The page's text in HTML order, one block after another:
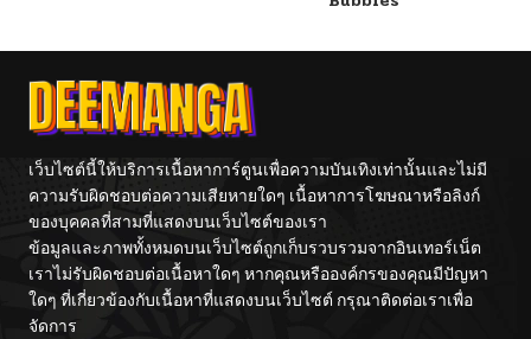
เว็บไซต์นี้ให้บริการเนื้อหาการ์ตูนเพื่อความบันเทิงเท่านั้นและไม่มี
ความรับผิดชอบต่อความเสียหายใดๆ เนื้อหาการโฆษณาหรือลิงก์
ของบุคคลที่สามที่แสดงบนเว็บไซต์ของเรา
ข้อมูลและภาพทั้งหมดบนเว็บไซต์ถูกเก็บรวบรวมจากอินเทอร์เน็ต
เราไม่รับผิดชอบต่อเนื้อหาใดๆ หากคุณหรือองค์กรของคุณมีปัญหา
ใดๆ ที่เกี่ยวข้องกับเนื้อหาที่แสดงบนเว็บไซต์ กรุณาติดต่อเราเพื่อ
จัดการ